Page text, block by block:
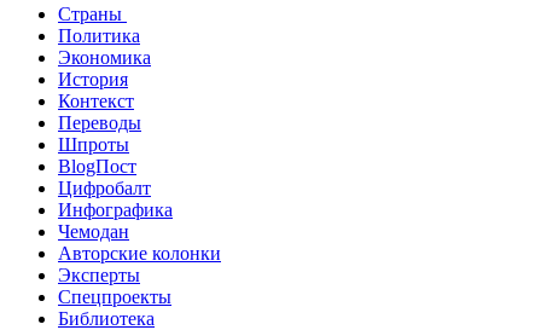
Страны
Политика
Экономика
История
Контекст
Переводы
Шпроты
BlogПост
Цифробалт
Инфографика
Чемодан
Авторские колонки
Эксперты
Спецпроекты
Библиотека